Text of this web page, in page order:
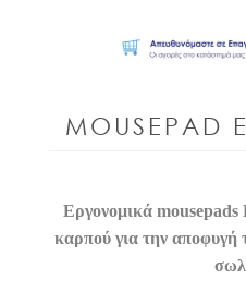
Εργονομικά mousepads
καρπού για την αποφυγή